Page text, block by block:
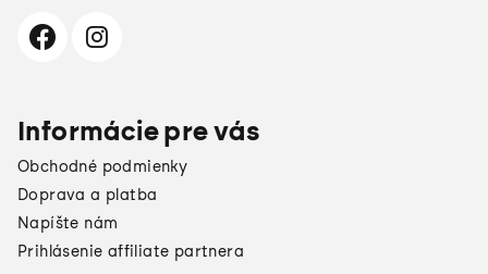
Informácie pre vás
Obchodné podmienky
Doprava a platba
Napíšte nám
Prihlásenie affiliate partnera